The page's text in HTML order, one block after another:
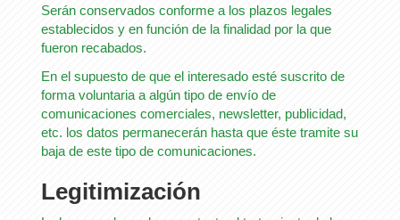
Serán conservados conforme a los plazos legales
establecidos y en función de la finalidad por la que
fueron recabados.
En el supuesto de que el interesado esté suscrito de
forma voluntaria a algún tipo de envío de
comunicaciones comerciales, newsletter, publicidad,
etc. los datos permanecerán hasta que éste tramite su
baja de este tipo de comunicaciones.
Legitimización